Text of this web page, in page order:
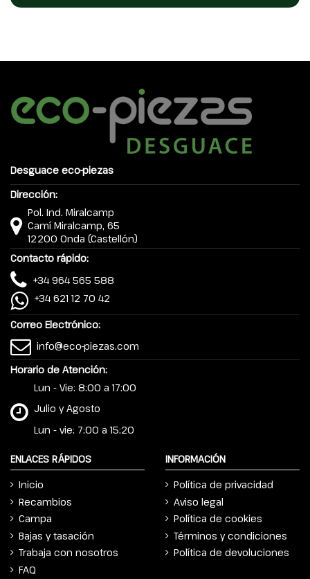
Desguace eco-piezas
Dirección:
Pol. Ind. Miralcamp
Camí Miralcamp, 65
12200 Onda (Castellón)
Contacto rápido:
+34 964 565 588
+34 621 12 70 42
Correo Electrónico:
info@eco-piezas.com
Horario de Atención:
Lun - Vie: 8:00 a 17:00
Julio y Agosto
Lun - vie: 7:00 a 15:20
ENLACES RÁPIDOS
Inicio
Recambios
Campa
Bajas y tasación
Trabaja con nosotros
FAQ
INFORMACIÓN
Política de privacidad
Aviso legal
Política de cookies
Términos y condiciones
Política de devoluciones